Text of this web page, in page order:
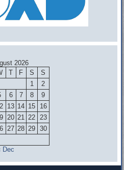
2026
T F S
S
1
2
6 7 8
9
13 14 15
16
20 21 22 23
27 28 29 30
Dec